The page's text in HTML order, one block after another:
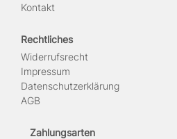
Kontakt
Rechtliches
Widerrufs­recht
Impressum
Daten­schutz­erklärung
AGB
Zahlungsarten